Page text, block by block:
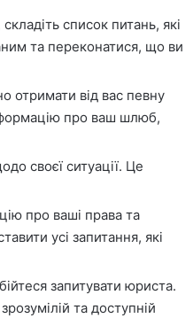
список питань, які
та переконатися, що ви
отримати від вас певну
про ваш шлюб,
своєї ситуації. Це
про ваші права та
усі запитання, які
запитувати юриста.
та доступній